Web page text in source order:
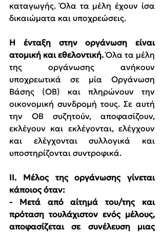
καταγωγής. Όλα τα μέλη έχουν ίσα
δικαιώματα και υποχρεώσεις.
Η ένταξη στην οργάνωση είναι
ατομική και εθελοντική. Όλα τα μέλη
της οργάνωσης ανήκουν
υποχρεωτικά σε μία Οργάνωση
Βάσης (ΟΒ) και πληρώνουν την
οικονομική συνδρομή τους. Σε αυτή
την ΟΒ συζητούν, αποφασίζουν,
εκλέγουν και εκλέγονται, ελέγχουν
και ελέγχονται συλλογικά και
υποστηρίζονται συντροφικά.
II. Μέλος της οργάνωσης γίνεται
κάποιος όταν:
- Μετά από αίτημά του/της και
πρόταση τουλάχιστον ενός μέλους,
αποφασίζεται σε συνέλευση μιας